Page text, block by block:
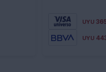
UYU
UYU